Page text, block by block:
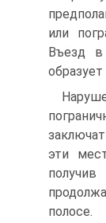
или
Въезд в
эти
полосе.